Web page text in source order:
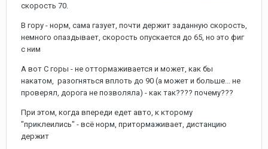
скорость 70.
В гору - норм, сама газует, почти держит заданную скорость,
немного опаздывает, скорость опускается до 65, но это фиг
с ним
А вот С горы - не оттормаживается и может, как бы
накатом, разогняться вплоть до 90 (а может и больше... не
проверял, дорога не позволяла) - как так???? почему???
При этом, когда впереди едет авто, к кторому
"приклеились" - всё норм, притормаживает, дистанцию
держит